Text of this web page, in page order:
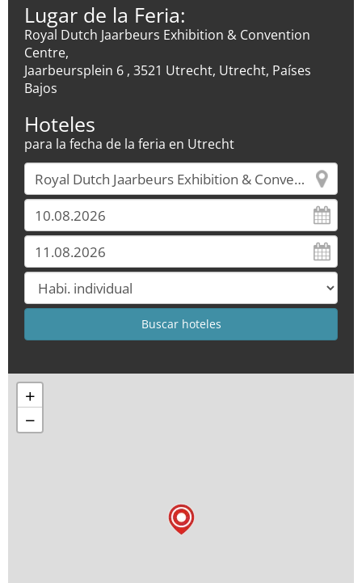
Lugar de la Feria:
Royal Dutch Jaarbeurs Exhibition & Convention
Centre,
Jaarbeursplein 6 , 3521 Utrecht, Utrecht, Países
Bajos
Hoteles
para la fecha de la feria en Utrecht
+
−